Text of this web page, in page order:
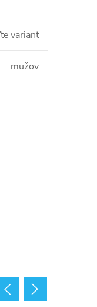
variant
mužov